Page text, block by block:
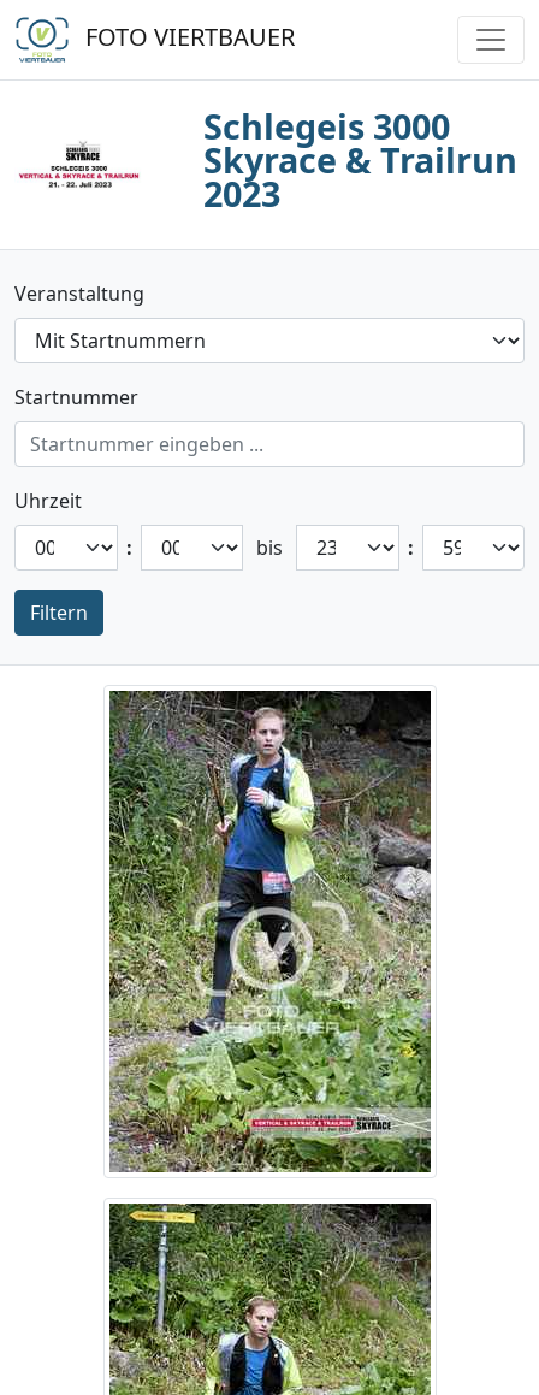
FOTO VIERTBAUER
Schlegeis 3000
Skyrace & Trailrun
2023
Veranstaltung
Startnummer
Uhrzeit
:
bis :
Filtern